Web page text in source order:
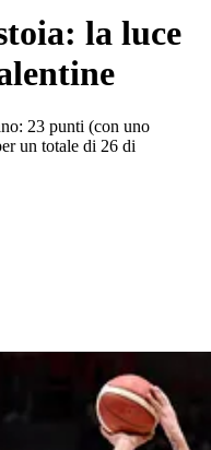
la luce
23 punti (con uno
un totale di 26 di